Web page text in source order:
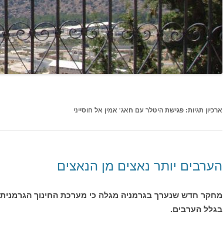
ארכיון תגיות: פגישת היטלר עם חאג' אמין אל חוסייני
הערבים יותר נאצים מן הנאצים
מחקר חדש שנערך בגרמניה מגלה כי מערכת החינוך
בגלל הערבים.